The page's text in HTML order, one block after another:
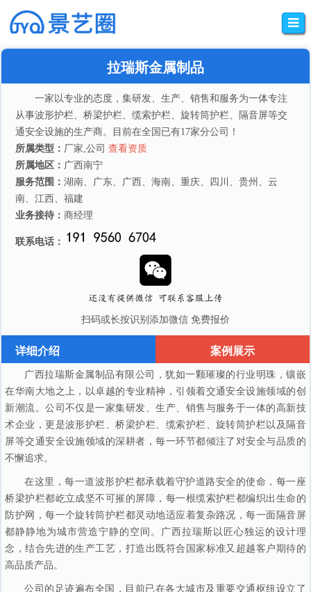
拉瑞斯金属制品
一家以专业的态度，集研发、生产、销售和服务为一体专注
从事波形护栏、桥梁护栏、缆索护栏、旋转筒护栏、隔音屏等交
通安全设施的生产商。目前在全国已有17家分公司！
所属类型： 厂家,公司查看资质
所属地区： 广西南宁
服务范围：湖南、广东、广西、海南、重庆、四川、贵州、云
南、江西、福建
业务接待：商经理
联系电话：
扫码或长按识别添加微信 免费报价
详细介绍 案例展示
广西拉瑞斯金属制品有限公司，犹如一颗璀璨的行业明珠，镶嵌
在华南大地之上，以卓越的专业精神，引领着交通安全设施领域的创
新潮流。公司不仅是一家集研发、生产、销售与服务于一体的高新技
术企业，更是波形护栏、桥梁护栏、缆索护栏、旋转筒护栏以及隔音
屏等交通安全设施领域的深耕者，每一环节都倾注了对安全与品质的
不懈追求。
在这里，每一道波形护栏都承载着守护道路安全的使命，每一座
桥梁护栏都屹立成坚不可摧的屏障，每一根缆索护栏都编织出生命的
防护网，每一个旋转筒护栏都灵动地适应着复杂路况，每一面隔音屏
都静静地为城市营造宁静的空间。广西拉瑞斯以匠心独运的设计理
念，结合先进的生产工艺，打造出既符合国家标准又超越客户期待的
高品质产品。
公司的足迹遍布全国，目前已在各大城市及重要交通枢纽设立了